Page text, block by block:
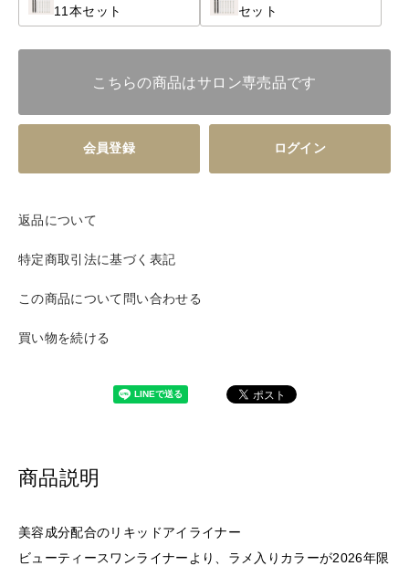
11本セット
セット
こちらの商品はサロン専売品です
会員登録 ログイン
返品について
特定商取引法に基づく表記
この商品について問い合わせる
買い物を続ける
商品説明
美容成分配合のリキッドアイライナー
ビューティースワンライナーより、ラメ入りカラーが2026年限